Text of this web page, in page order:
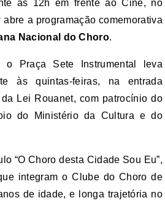
às 12h em frente ao Cine, no
abre a programação comemorativa
Nacional do Choro.
o Praça Sete Instrumental leva
às quintas-feiras, na entrada
Lei Rouanet, com patrocínio do
do Ministério da Cultura e do
“O Choro desta Cidade Sou Eu”,
integram o Clube do Choro de
de idade, e longa trajetória no